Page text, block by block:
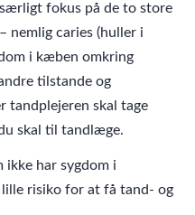
fokus på de to store
nemlig caries (huller i
i kæben omkring
tilstande og
tandplejeren skal tage
skal til tandlæge.
ikke har sygdom i
lille risiko for at få tand- og